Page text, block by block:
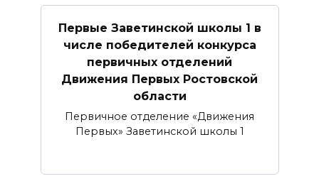
Первые Заветинской школы 1 в
числе победителей конкурса
первичных отделений
Движения Первых Ростовской
области
Первичное отделение «Движения
Первых» Заветинской школы 1